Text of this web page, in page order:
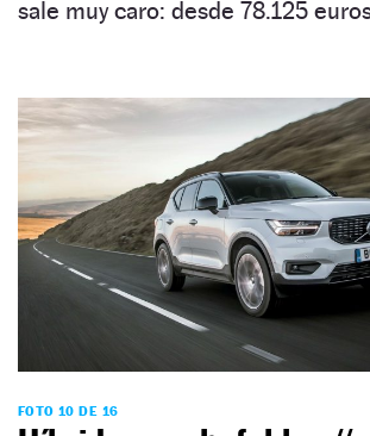
sale muy caro: desde 78.125
FOTO 10 DE 16